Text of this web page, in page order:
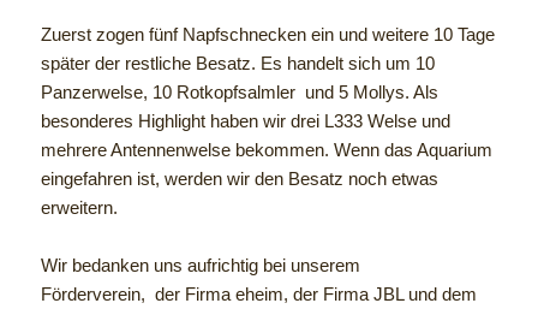
Zuerst zogen fünf Napfschnecken ein und weitere 10 Tage
später der restliche Besatz. Es handelt sich um 10
Panzerwelse, 10 Rotkopfsalmler und 5 Mollys. Als
besonderes Highlight haben wir drei L333 Welse und
mehrere Antennenwelse bekommen. Wenn das Aquarium
eingefahren ist, werden wir den Besatz noch etwas
erweitern.
Wir bedanken uns aufrichtig bei unserem
Förderverein, der Firma eheim, der Firma JBL und dem